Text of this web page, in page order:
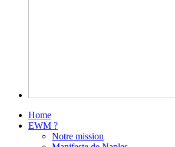
Home
EWM ?
Notre mission